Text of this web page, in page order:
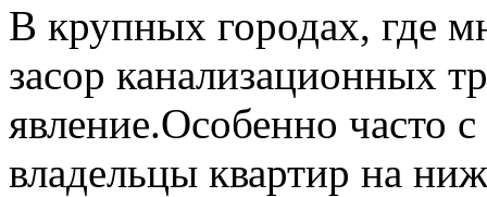
В крупных городах, где
засор канализационных
явление.Особенно часто
владельцы квартир на